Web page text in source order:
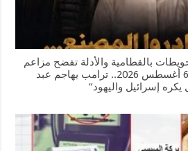
الحويطات بالقطامية والأدلة تفضح مزاعم
داخلية النظام .. الخميس 6 أغسطس 2026.. ترامب يهاجم عبد
إسرائيل واليهود”